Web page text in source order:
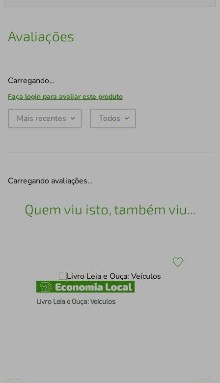
Avaliações
Carregando…
Faça login para avaliar este produto
Mais recentes Todos
Carregando avaliações…
Quem viu isto, também viu...
Livro Leia e Ouça: Veículos